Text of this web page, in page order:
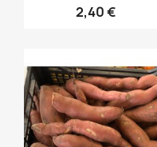
2,40 €